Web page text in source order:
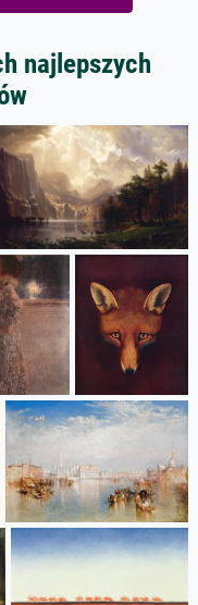
najlepszych